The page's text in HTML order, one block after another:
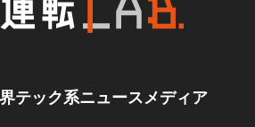
テック系ニュースメディア